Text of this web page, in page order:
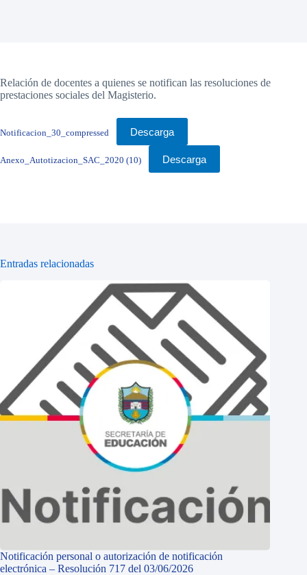
Relación de docentes a quienes se notifican las resoluciones de
prestaciones sociales del Magisterio.
Notificacion_30_compressed Descarga
Anexo_Autotizacion_SAC_2020 (10) Descarga
Entradas relacionadas
Notificación personal o autorización de notificación
electrónica – Resolución 717 del 03/06/2026